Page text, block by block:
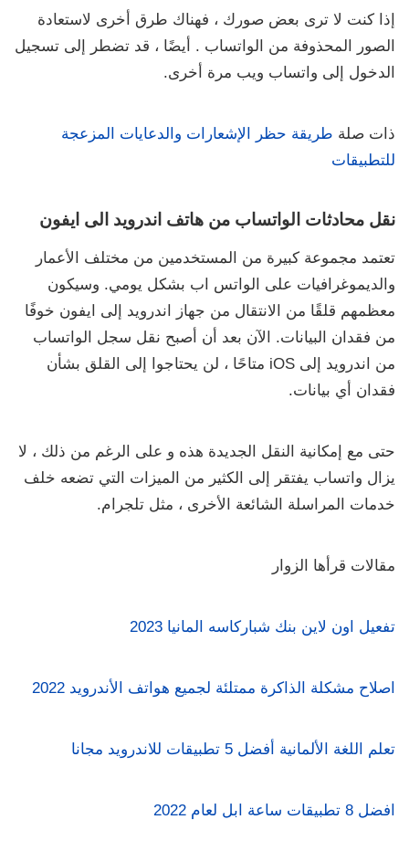
إذا كنت لا ترى بعض صورك ، فهناك طرق أخرى لاستعادة
الصور المحذوفة من الواتساب . أيضًا ، قد تضطر إلى تسجيل
الدخول إلى واتساب ويب مرة أخرى.
ذات صلة طريقة حظر الإشعارات والدعايات المزعجة
للتطبيقات
نقل محادثات الواتساب من هاتف اندرويد الى ايفون
تعتمد مجموعة كبيرة من المستخدمين من مختلف الأعمار
والديموغرافيات على الواتس اب بشكل يومي. وسيكون
معظمهم قلقًا من الانتقال من جهاز اندرويد إلى ايفون خوفًا
من فقدان البيانات. الآن بعد أن أصبح نقل سجل الواتساب
من اندرويد إلى iOS متاحًا ، لن يحتاجوا إلى القلق بشأن
فقدان أي بيانات.
حتى مع إمكانية النقل الجديدة هذه و على الرغم من ذلك ، لا
يزال واتساب يفتقر إلى الكثير من الميزات التي تضعه خلف
خدمات المراسلة الشائعة الأخرى ، مثل تلجرام.
مقالات قرأها الزوار
تفعيل اون لاين بنك شباركاسه المانيا 2023
اصلاح مشكلة الذاكرة ممتلئة لجميع هواتف الأندرويد 2022
تعلم اللغة الألمانية أفضل 5 تطبيقات للاندرويد مجانا
افضل 8 تطبيقات ساعة ابل لعام 2022